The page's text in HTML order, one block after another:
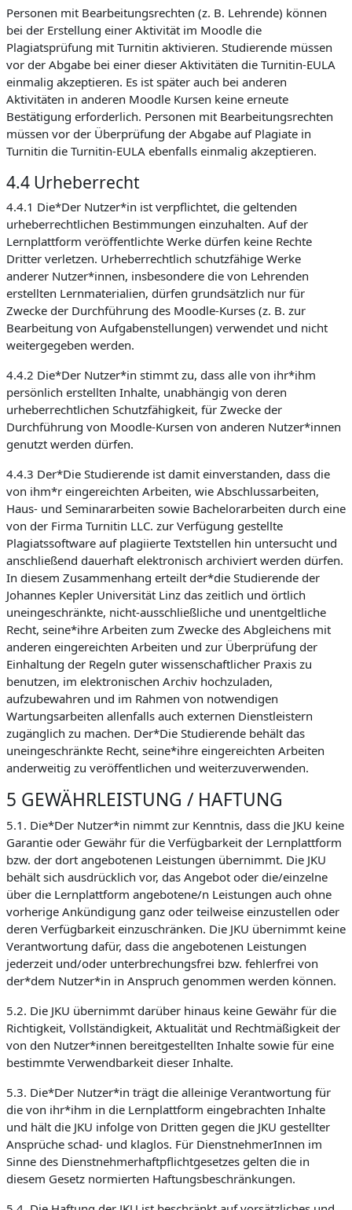
Personen mit Bearbeitungsrechten (z. B. Lehrende) können
bei der Erstellung einer Aktivität im Moodle die
Plagiatsprüfung mit Turnitin aktivieren. Studierende müssen
vor der Abgabe bei einer dieser Aktivitäten die Turnitin-EULA
einmalig akzeptieren. Es ist später auch bei anderen
Aktivitäten in anderen Moodle Kursen keine erneute
Bestätigung erforderlich. Personen mit Bearbeitungsrechten
müssen vor der Überprüfung der Abgabe auf Plagiate in
Turnitin die Turnitin-EULA ebenfalls einmalig akzeptieren.
4.4 Urheberrecht
4.4.1 Die*Der Nutzer*in ist verpflichtet, die geltenden
urheberrechtlichen Bestimmungen einzuhalten. Auf der
Lernplattform veröffentlichte Werke dürfen keine Rechte
Dritter verletzen. Urheberrechtlich schutzfähige Werke
anderer Nutzer*innen, insbesondere die von Lehrenden
erstellten Lernmaterialien, dürfen grundsätzlich nur für
Zwecke der Durchführung des Moodle-Kurses (z. B. zur
Bearbeitung von Aufgabenstellungen) verwendet und nicht
weitergegeben werden.
4.4.2 Die*Der Nutzer*in stimmt zu, dass alle von ihr*ihm
persönlich erstellten Inhalte, unabhängig von deren
urheberrechtlichen Schutzfähigkeit, für Zwecke der
Durchführung von Moodle-Kursen von anderen Nutzer*innen
genutzt werden dürfen.
4.4.3 Der*Die Studierende ist damit einverstanden, dass die
von ihm*r eingereichten Arbeiten, wie Abschlussarbeiten,
Haus- und Seminararbeiten sowie Bachelorarbeiten durch eine
von der Firma Turnitin LLC. zur Verfügung gestellte
Plagiatssoftware auf plagiierte Textstellen hin untersucht und
anschließend dauerhaft elektronisch archiviert werden dürfen.
In diesem Zusammenhang erteilt der*die Studierende der
Johannes Kepler Universität Linz das zeitlich und örtlich
uneingeschränkte, nicht-ausschließliche und unentgeltliche
Recht, seine*ihre Arbeiten zum Zwecke des Abgleichens mit
anderen eingereichten Arbeiten und zur Überprüfung der
Einhaltung der Regeln guter wissenschaftlicher Praxis zu
benutzen, im elektronischen Archiv hochzuladen,
aufzubewahren und im Rahmen von notwendigen
Wartungsarbeiten allenfalls auch externen Dienstleistern
zugänglich zu machen. Der*Die Studierende behält das
uneingeschränkte Recht, seine*ihre eingereichten Arbeiten
anderweitig zu veröffentlichen und weiterzuverwenden.
5 GEWÄHRLEISTUNG / HAFTUNG
5.1. Die*Der Nutzer*in nimmt zur Kenntnis, dass die JKU keine
Garantie oder Gewähr für die Verfügbarkeit der Lernplattform
bzw. der dort angebotenen Leistungen übernimmt. Die JKU
behält sich ausdrücklich vor, das Angebot oder die/einzelne
über die Lernplattform angebotene/n Leistungen auch ohne
vorherige Ankündigung ganz oder teilweise einzustellen oder
deren Verfügbarkeit einzuschränken. Die JKU übernimmt keine
Verantwortung dafür, dass die angebotenen Leistungen
jederzeit und/oder unterbrechungsfrei bzw. fehlerfrei von
der*dem Nutzer*in in Anspruch genommen werden können.
5.2. Die JKU übernimmt darüber hinaus keine Gewähr für die
Richtigkeit, Vollständigkeit, Aktualität und Rechtmäßigkeit der
von den Nutzer*innen bereitgestellten Inhalte sowie für eine
bestimmte Verwendbarkeit dieser Inhalte.
5.3. Die*Der Nutzer*in trägt die alleinige Verantwortung für
die von ihr*ihm in die Lernplattform eingebrachten Inhalte
und hält die JKU infolge von Dritten gegen die JKU gestellter
Ansprüche schad- und klaglos. Für DienstnehmerInnen im
Sinne des Dienstnehmerhaftpflichtgesetzes gelten die in
diesem Gesetz normierten Haftungsbeschränkungen.